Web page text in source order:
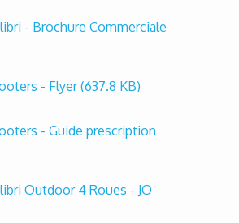
- Brochure Commerciale
- Flyer(637.8 KB)
- Guide prescription
Outdoor 4 Roues - JO